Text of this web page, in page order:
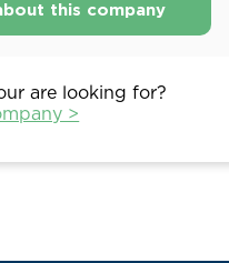
this company
are looking for?
>